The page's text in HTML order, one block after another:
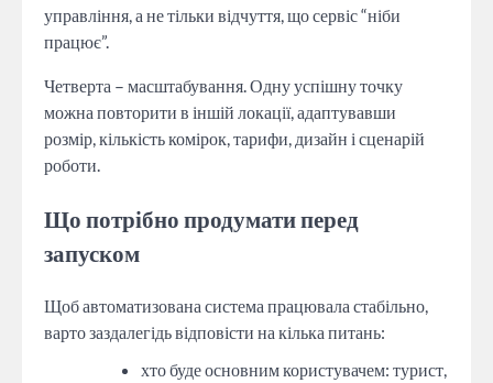
управління, а не тільки відчуття, що сервіс “ніби
працює”.
Четверта – масштабування. Одну успішну точку
можна повторити в іншій локації, адаптувавши
розмір, кількість комірок, тарифи, дизайн і сценарій
роботи.
Що потрібно продумати перед
запуском
Щоб автоматизована система працювала стабільно,
варто заздалегідь відповісти на кілька питань:
хто буде основним користувачем: турист,